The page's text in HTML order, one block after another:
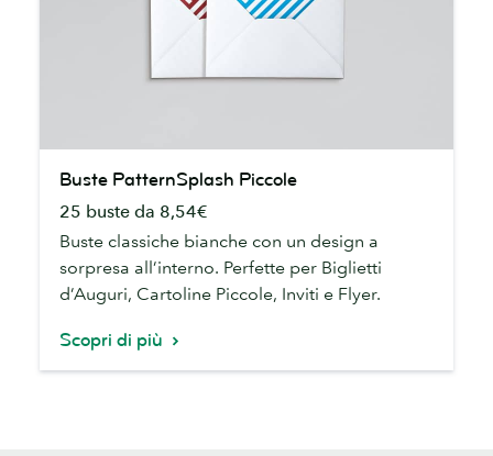
PatternSplash
Piccole
Buste PatternSplash Piccole
25 buste da 8,54€
Buste classiche bianche con un design a
sorpresa all’interno. Perfette per Biglietti
d’Auguri, Cartoline Piccole, Inviti e Flyer.
Scopri di più